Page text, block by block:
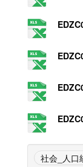
社会_人口